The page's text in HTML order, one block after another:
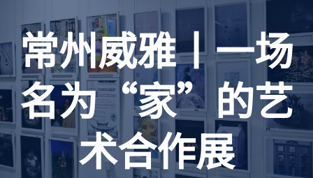
常州威雅丨一场
名为“家”的艺
术合作展